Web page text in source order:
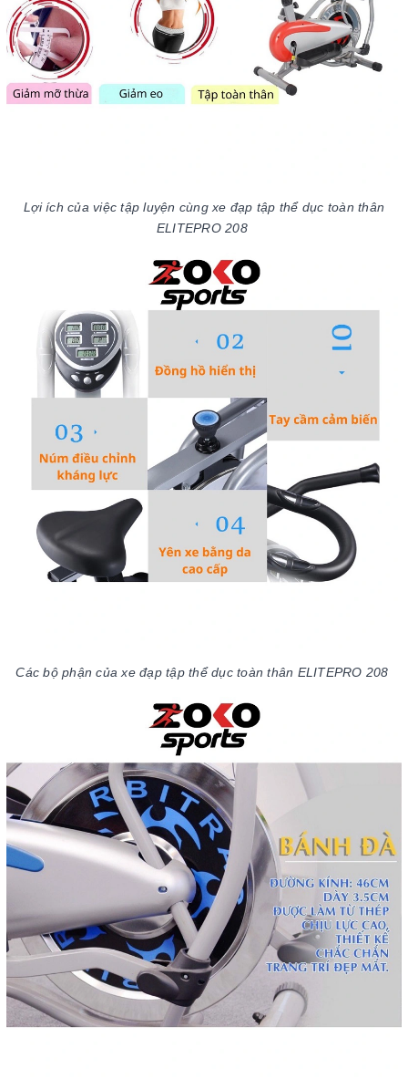
Lợi ích của việc tập luyện cùng xe đạp tập thể dục toàn thân
ELITEPRO 208
Các bộ phận của xe đạp tập thể dục toàn thân ELITEPRO 208